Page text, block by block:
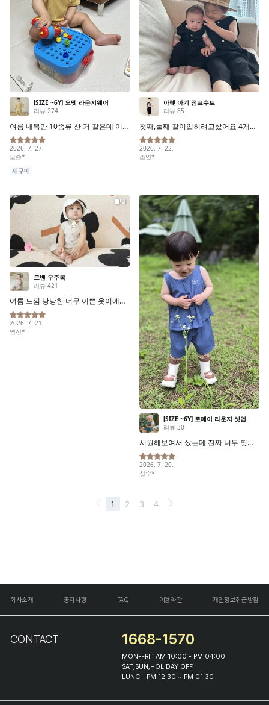
회사소개 공지사항 FAQ 이용약관 개인정보취급방침
CONTACT 1668-1570
MON-FRI : AM 10:00 - PM 04:00
SAT,SUN,HOLIDAY OFF
LUNCH PM 12:30 ~ PM 01:30